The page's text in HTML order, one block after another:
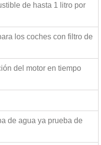
de hasta 1 litro por
los coches con filtro de
del motor en tiempo
de agua ya prueba de